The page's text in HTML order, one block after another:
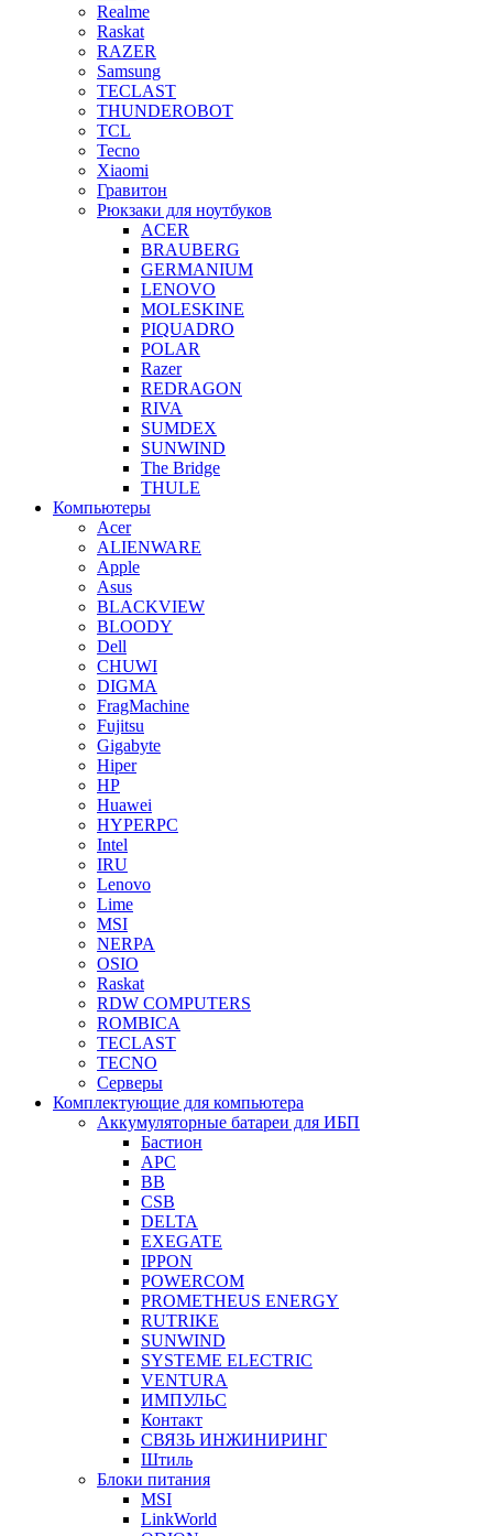
Realme
Raskat
RAZER
Samsung
TECLAST
THUNDEROBOT
TCL
Tecno
Xiaomi
Гравитон
Рюкзаки для ноутбуков
ACER
BRAUBERG
GERMANIUM
LENOVO
MOLESKINE
PIQUADRO
POLAR
Razer
REDRAGON
RIVA
SUMDEX
SUNWIND
The Bridge
THULE
Компьютеры
Acer
ALIENWARE
Apple
Asus
BLACKVIEW
BLOODY
Dell
CHUWI
DIGMA
FragMachine
Fujitsu
Gigabyte
Hiper
HP
Huawei
HYPERPC
Intel
IRU
Lenovo
Lime
MSI
NERPA
OSIO
Raskat
RDW COMPUTERS
ROMBICA
TECLAST
TECNO
Серверы
Комплектующие для компьютера
Аккумуляторные батареи для ИБП
Бастион
APC
BB
CSB
DELTA
EXEGATE
IPPON
POWERCOM
PROMETHEUS ENERGY
RUTRIKE
SUNWIND
SYSTEME ELECTRIC
VENTURA
ИМПУЛЬС
Контакт
СВЯЗЬ ИНЖИНИРИНГ
Штиль
Блоки питания
MSI
LinkWorld